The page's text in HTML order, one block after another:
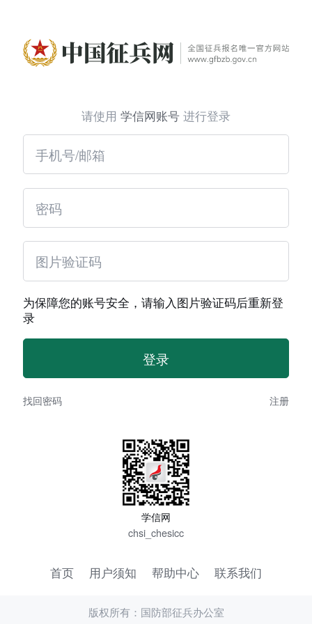
请使用 学信网账号 进行登录
为保障您的账号安全，请输入图片验证码后重新登
录
找回密码 注册
学信网
chsi_chesicc
首页 用户须知 帮助中心 联系我们
版权所有：国防部征兵办公室